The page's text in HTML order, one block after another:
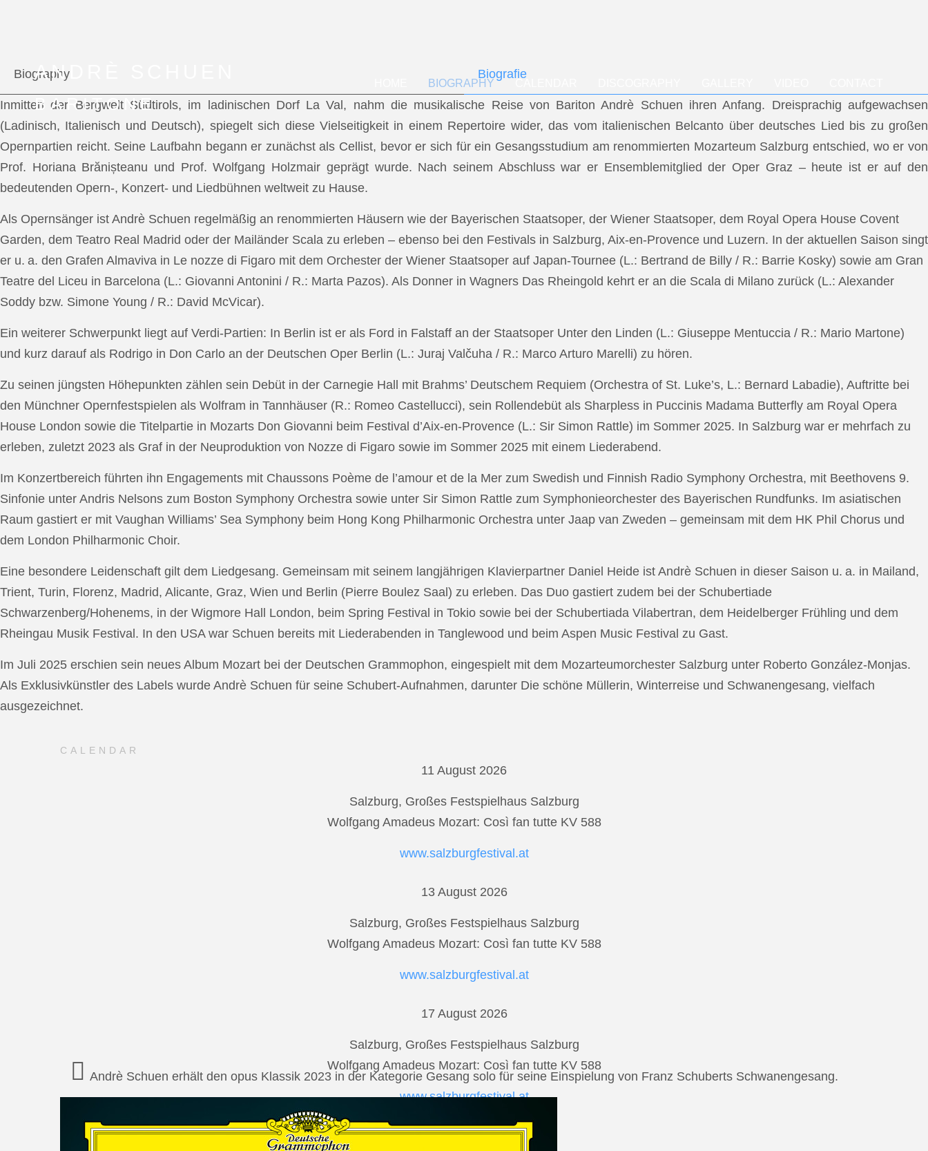
ANDRÈ SCHUEN
BARITONE
BIOGRAPHY
Biography Biografie
Inmitten der Bergwelt Südtirols, im ladinischen Dorf La Val, nahm die musikalische Reise von Bariton Andrè Schuen ihren Anfang. Dreisprachig aufgewachsen
(Ladinisch, Italienisch und Deutsch), spiegelt sich diese Vielseitigkeit in einem Repertoire wider, das vom italienischen Belcanto über deutsches Lied bis zu großen
Opernpartien reicht. Seine Laufbahn begann er zunächst als Cellist, bevor er sich für ein Gesangsstudium am renommierten Mozarteum Salzburg entschied, wo er von
Prof. Horiana Brănișteanu und Prof. Wolfgang Holzmair geprägt wurde. Nach seinem Abschluss war er Ensemblemitglied der Oper Graz – heute ist er auf den
bedeutenden Opern-, Konzert- und Liedbühnen weltweit zu Hause.
Als Opernsänger ist Andrè Schuen regelmäßig an renommierten Häusern wie der Bayerischen Staatsoper, der Wiener Staatsoper, dem Royal Opera House Covent
Garden, dem Teatro Real Madrid oder der Mailänder Scala zu erleben – ebenso bei den Festivals in Salzburg, Aix-en-Provence und Luzern. In der aktuellen Saison singt
er u. a. den Grafen Almaviva in Le nozze di Figaro mit dem Orchester der Wiener Staatsoper auf Japan-Tournee (L.: Bertrand de Billy / R.: Barrie Kosky) sowie am Gran
Teatre del Liceu in Barcelona (L.: Giovanni Antonini / R.: Marta Pazos). Als Donner in Wagners Das Rheingold kehrt er an die Scala di Milano zurück (L.: Alexander
Soddy bzw. Simone Young / R.: David McVicar).
Ein weiterer Schwerpunkt liegt auf Verdi-Partien: In Berlin ist er als Ford in Falstaff an der Staatsoper Unter den Linden (L.: Giuseppe Mentuccia / R.: Mario Martone)
und kurz darauf als Rodrigo in Don Carlo an der Deutschen Oper Berlin (L.: Juraj Valčuha / R.: Marco Arturo Marelli) zu hören.
Zu seinen jüngsten Höhepunkten zählen sein Debüt in der Carnegie Hall mit Brahms’ Deutschem Requiem (Orchestra of St. Luke’s, L.: Bernard Labadie), Auftritte bei
den Münchner Opernfestspielen als Wolfram in Tannhäuser (R.: Romeo Castellucci), sein Rollendebüt als Sharpless in Puccinis Madama Butterfly am Royal Opera
House London sowie die Titelpartie in Mozarts Don Giovanni beim Festival d’Aix-en-Provence (L.: Sir Simon Rattle) im Sommer 2025. In Salzburg war er mehrfach zu
erleben, zuletzt 2023 als Graf in der Neuproduktion von Nozze di Figaro sowie im Sommer 2025 mit einem Liederabend.
Im Konzertbereich führten ihn Engagements mit Chaussons Poème de l’amour et de la Mer zum Swedish und Finnish Radio Symphony Orchestra, mit Beethovens 9.
Sinfonie unter Andris Nelsons zum Boston Symphony Orchestra sowie unter Sir Simon Rattle zum Symphonieorchester des Bayerischen Rundfunks. Im asiatischen
Raum gastiert er mit Vaughan Williams’ Sea Symphony beim Hong Kong Philharmonic Orchestra unter Jaap van Zweden – gemeinsam mit dem HK Phil Chorus und
dem London Philharmonic Choir.
Eine besondere Leidenschaft gilt dem Liedgesang. Gemeinsam mit seinem langjährigen Klavierpartner Daniel Heide ist Andrè Schuen in dieser Saison u. a. in Mailand,
Trient, Turin, Florenz, Madrid, Alicante, Graz, Wien und Berlin (Pierre Boulez Saal) zu erleben. Das Duo gastiert zudem bei der Schubertiade
Schwarzenberg/Hohenems, in der Wigmore Hall London, beim Spring Festival in Tokio sowie bei der Schubertiada Vilabertran, dem Heidelberger Frühling und dem
Rheingau Musik Festival. In den USA war Schuen bereits mit Liederabenden in Tanglewood und beim Aspen Music Festival zu Gast.
Im Juli 2025 erschien sein neues Album Mozart bei der Deutschen Grammophon, eingespielt mit dem Mozarteumorchester Salzburg unter Roberto González-Monjas.
Als Exklusivkünstler des Labels wurde Andrè Schuen für seine Schubert-Aufnahmen, darunter Die schöne Müllerin, Winterreise und Schwanengesang, vielfach
ausgezeichnet.
CALENDAR
11 August 2026
Salzburg, Großes Festspielhaus Salzburg
Wolfgang Amadeus Mozart: Così fan tutte KV 588
www.salzburgfestival.at
13 August 2026
Salzburg, Großes Festspielhaus Salzburg
Wolfgang Amadeus Mozart: Così fan tutte KV 588
www.salzburgfestival.at
17 August 2026
Salzburg, Großes Festspielhaus Salzburg
Wolfgang Amadeus Mozart: Così fan tutte KV 588
www.salzburgfestival.at
20 August 2026
Andrè Schuen erhält den opus Klassik 2023 in der Kategorie Gesang solo für seine Einspielung von Franz Schuberts Schwanengesang.